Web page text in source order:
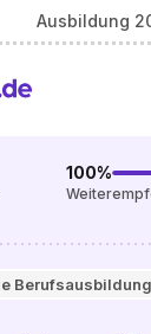
Ausbildung
Berufsausbildung
100%